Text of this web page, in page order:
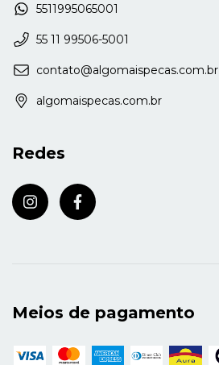
5511995065001
55 11 99506-5001
contato@algomaispecas.com.br
algomaispecas.com.br
Redes
Meios de pagamento